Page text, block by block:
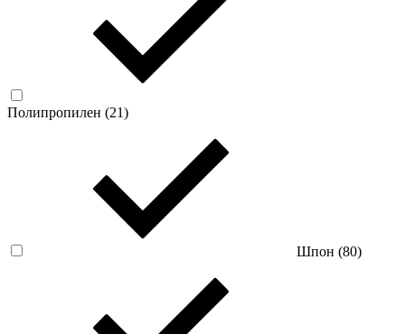
Полипропилен (21)
Шпон (80)